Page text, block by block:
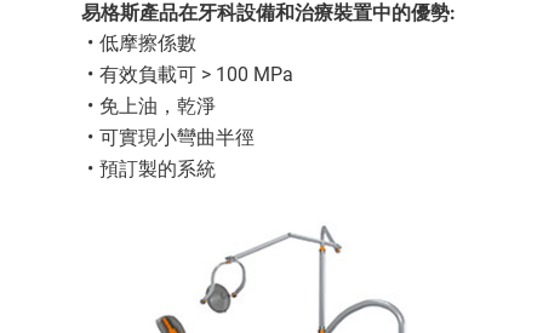
易格斯產品在牙科設備和治療裝置中的優勢:
低摩擦係數
有效負載可 > 100 MPa
免上油，乾淨
可實現小彎曲半徑
預訂製的系統